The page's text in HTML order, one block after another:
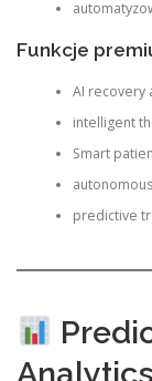
Funkcje
AI recovery
intelligent
Smart
predictive